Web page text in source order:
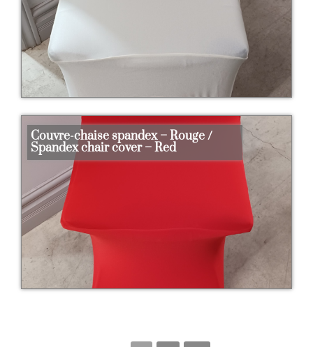
Couvre-chaise spandex – Rouge /
Spandex chair cover – Red